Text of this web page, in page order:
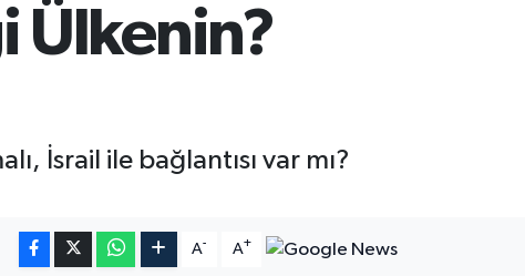
Ülkenin?
İsrail ile bağlantısı var mı?
A- A+